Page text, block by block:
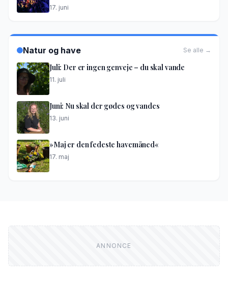
17. juni
Natur og have Se alle →
Juli: Der er ingen genveje – du skal vande
11. juli
Juni: Nu skal der gødes og vandes
13. juni
»Maj er den fedeste havemåned«
17. maj